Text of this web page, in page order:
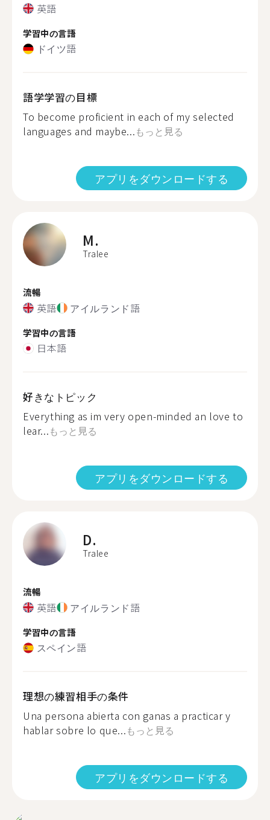
英語
学習中の言語
ドイツ語
語学学習の目標
To become proficient in each of my selected
languages and maybe...もっと見る
アプリをダウンロードする
M.
Tralee
流暢
英語 アイルランド語
学習中の言語
日本語
好きなトピック
Everything as im very open-minded an love to
lear...もっと見る
アプリをダウンロードする
D.
Tralee
流暢
英語 アイルランド語
学習中の言語
スペイン語
理想の練習相手の条件
Una persona abierta con ganas a practicar y
hablar sobre lo que...もっと見る
アプリをダウンロードする